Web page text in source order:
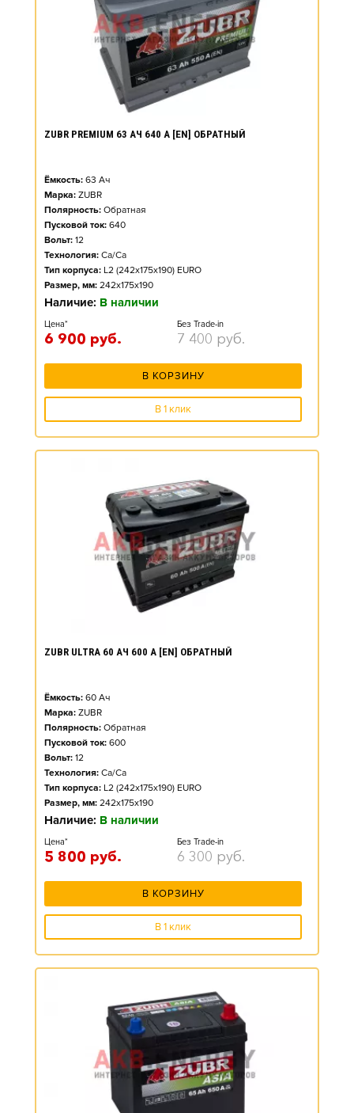
ZUBR PREMIUM 63 АЧ 640 А [EN] ОБРАТНЫЙ
Ёмкость: 63 Ач
Марка: ZUBR
Полярность: Обратная
Пусковой ток: 640
Вольт: 12
Технология: Ca/Ca
Тип корпуса: L2 (242x175x190) EURO
Размер, мм: 242x175x190
Наличие: В наличии
Цена*
6 900 руб.
Без Trade-in
7 400 руб.
В КОРЗИНУ
В 1 клик
ZUBR ULTRA 60 АЧ 600 А [EN] ОБРАТНЫЙ
Ёмкость: 60 Ач
Марка: ZUBR
Полярность: Обратная
Пусковой ток: 600
Вольт: 12
Технология: Ca/Ca
Тип корпуса: L2 (242x175x190) EURO
Размер, мм: 242x175x190
Наличие: В наличии
Цена*
5 800 руб.
Без Trade-in
6 300 руб.
В КОРЗИНУ
В 1 клик